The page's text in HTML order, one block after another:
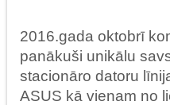
2016.gada oktobrī
panākuši unikālu
stacionāro datoru
ASUS kā vienam no